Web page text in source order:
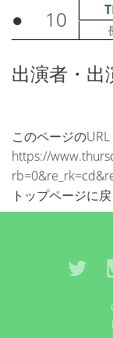
● 10
出演者・出
このページのURL
https://
トップページに